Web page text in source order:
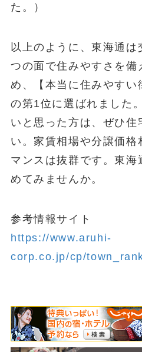
た。）
以上のように、東海通
つの面で住みやすさを備
め、【本当に住みやすい
の第1位に選ばれました
いと思った方は、ぜひ住
い。家賃相場や分譲価格
マンスは抜群です。東
めてみませんか。
参考情報サイト
https://www.aruhi-
corp.co.jp/cp/